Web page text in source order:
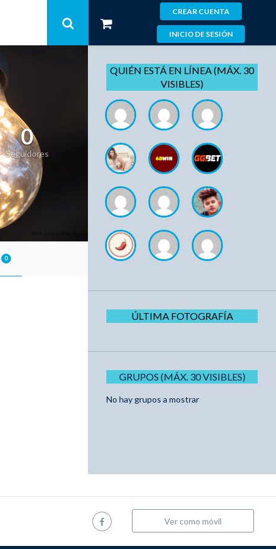
CREAR CUENTA
INICIO DE SESIÓN
0
Seguidores
0
QUIÉN ESTÁ EN LÍNEA (MÁX. 30
VISIBLES)
ÚLTIMA FOTOGRAFÍA
GRUPOS (MÁX. 30 VISIBLES)
No hay grupos a mostrar